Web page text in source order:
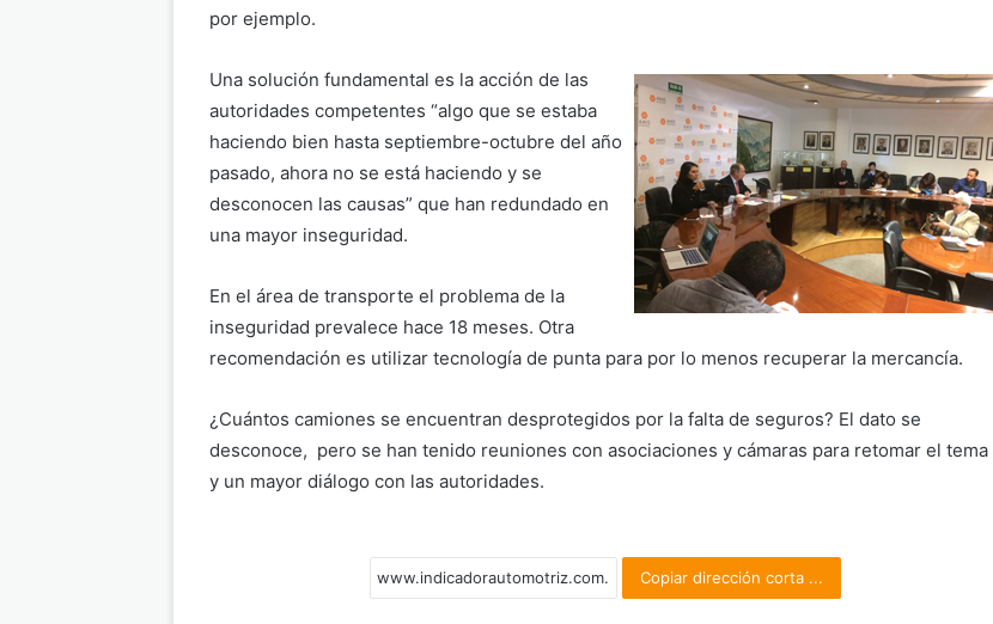
por ejemplo.
Una solución fundamental es la acción de las
autoridades competentes “algo que se estaba
haciendo bien hasta septiembre-octubre del año
pasado, ahora no se está haciendo y se
desconocen las causas” que han redundado en
una mayor inseguridad.
En el área de transporte el problema de la
inseguridad prevalece hace 18 meses. Otra
recomendación es utilizar tecnología de punta para por lo menos recuperar la mercancía.
¿Cuántos camiones se encuentran desprotegidos por la falta de seguros? El dato se
desconoce, pero se han tenido reuniones con asociaciones y cámaras para retomar el tema
y un mayor diálogo con las autoridades.
Copiar dirección corta ...